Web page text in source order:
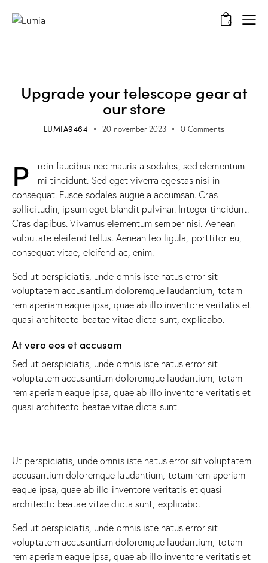
0
Upgrade your telescope gear at
our store
LUMIA9464 20 november 2023 0 Comments
P
roin faucibus nec mauris a sodales, sed elementum
mi tincidunt. Sed eget viverra egestas nisi in
consequat. Fusce sodales augue a accumsan. Cras
sollicitudin, ipsum eget blandit pulvinar. Integer tincidunt.
Cras dapibus. Vivamus elementum semper nisi. Aenean
vulputate eleifend tellus. Aenean leo ligula, porttitor eu,
consequat vitae, eleifend ac, enim.
Sed ut perspiciatis, unde omnis iste natus error sit
voluptatem accusantium doloremque laudantium, totam
rem aperiam eaque ipsa, quae ab illo inventore veritatis et
quasi architecto beatae vitae dicta sunt, explicabo.
At vero eos et accusam
Sed ut perspiciatis, unde omnis iste natus error sit
voluptatem accusantium doloremque laudantium, totam
rem aperiam eaque ipsa, quae ab illo inventore veritatis et
quasi architecto beatae vitae dicta sunt.
Ut perspiciatis, unde omnis iste natus error sit voluptatem
accusantium doloremque laudantium, totam rem aperiam
eaque ipsa, quae ab illo inventore veritatis et quasi
architecto beatae vitae dicta sunt, explicabo.
Sed ut perspiciatis, unde omnis iste natus error sit
voluptatem accusantium doloremque laudantium, totam
rem aperiam eaque ipsa, quae ab illo inventore veritatis et